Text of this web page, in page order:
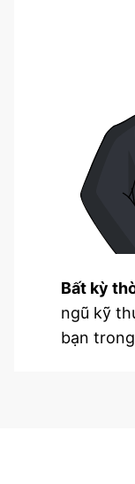
Bất kỳ
ngũ kỹ
bạn